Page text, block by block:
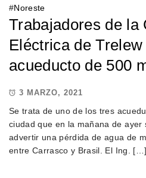
#Noreste
Trabajadores de la
Eléctrica de
acueducto de 500
3 MARZO, 2021
Se trata de uno de los tres
ciudad que en la mañana de
advertir una pérdida de agua de
entre Carrasco y Brasil. El Ing. […]